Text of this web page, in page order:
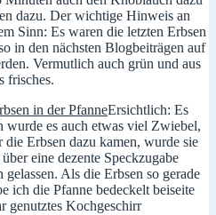
dazu. Der wichtige Hinweis an
Sinn: Es waren die letzten Erbsen
in den nächsten Blogbeiträgen auf
Vermutlich auch grün und aus
frisches.
Ersichtlich: Es
es auch etwas viel Zwiebel,
die Erbsen dazu kamen, wurde sie
eine dezente Speckzugabe
gelassen. Als die Erbsen so gerade
ich die Pfanne bedeckelt beiseite
genutztes Kochgeschirr